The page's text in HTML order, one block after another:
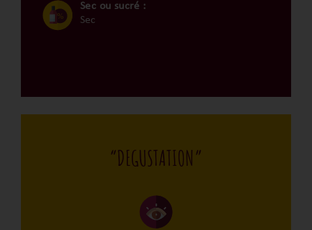
Sec ou sucré :
Sec
“DEGUSTATION”